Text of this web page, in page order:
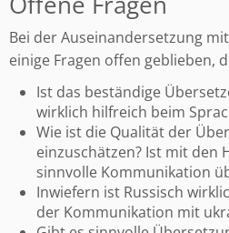
Bei der Auseinandersetzung
einige Fragen offen geblieben,
Ist das beständige
wirklich hilfreich beim
Wie ist die Qualität der
einzuschätzen? Ist mit den
sinnvolle Kommunikation
Inwiefern ist Russisch
der Kommunikation mit